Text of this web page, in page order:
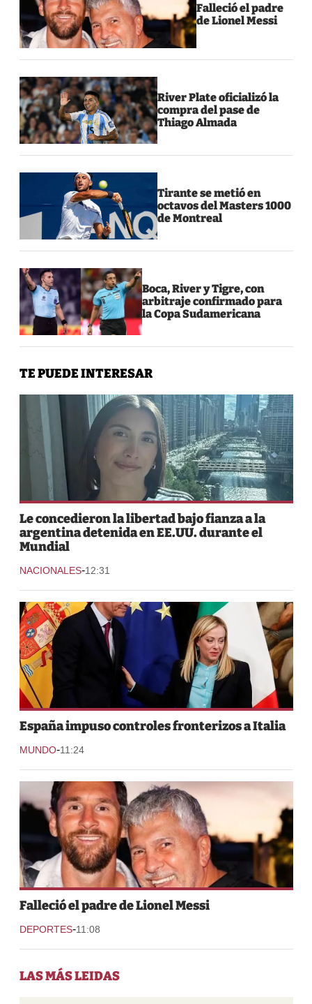
Falleció el padre
de Lionel Messi
River Plate oficializó la
compra del pase de
Thiago Almada
Tirante se metió en
octavos del Masters 1000
de Montreal
Boca, River y Tigre, con
arbitraje confirmado para
la Copa Sudamericana
TE PUEDE INTERESAR
Le concedieron la libertad bajo fianza a la
argentina detenida en EE.UU. durante el
Mundial
NACIONALES-12:31
España impuso controles fronterizos a Italia
MUNDO-11:24
Falleció el padre de Lionel Messi
DEPORTES-11:08
LAS MÁS LEIDAS